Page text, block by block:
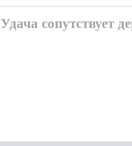
Удача сопутствует